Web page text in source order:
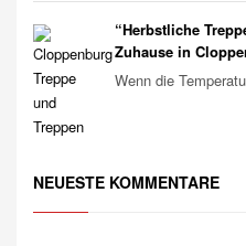
“Herbstliche
Zuhause in
Wenn die
NEUESTE KOMMENTARE